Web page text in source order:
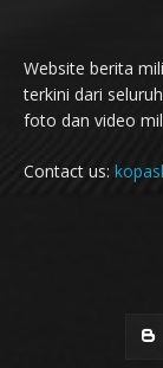
Website berita
terkini dari
foto dan video
Contact us: